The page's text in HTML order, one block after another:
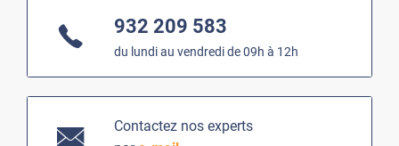
932 209 583
du lundi au vendredi de 09h à 12h
Contactez nos experts